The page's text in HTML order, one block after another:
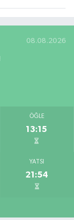
08.08.2026
ÖĞLE
13:15
YATSI
21:54